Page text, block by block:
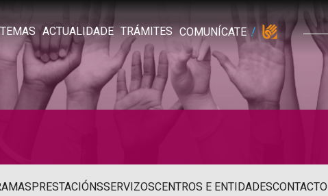
TEMAS ACTUALIDADE TRÁMITES COMUNÍCATE
PRESTACIÓNSSERVIZOSCENTROS E ENTIDADESCONTACTO